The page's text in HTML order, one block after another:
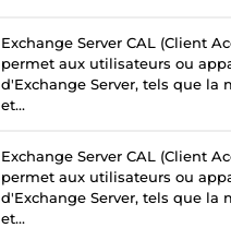
Exchange Server CAL (Client
permet aux utilisateurs ou
d'Exchange Server, tels que la
et...
Exchange Server CAL (Client
permet aux utilisateurs ou
d'Exchange Server, tels que la
et...